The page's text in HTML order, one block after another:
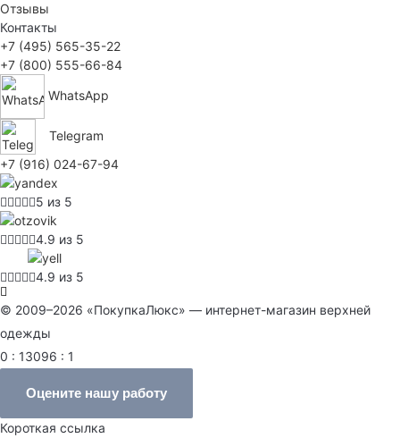
Отзывы
Контакты
+7 (495) 565-35-22
+7 (800) 555-66-84
WhatsApp
Telegram
+7 (916) 024-67-94
5 из 5
4.9 из 5
4.9 из 5
© 2009–2026 «ПокупкаЛюкс» — интернет-магазин верхней
одежды
0 : 13096 : 1
Оцените нашу работу
Короткая ссылка